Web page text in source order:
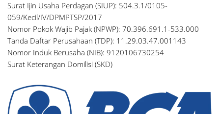
Surat Ijin Usaha Perdagan (SIUP): 504.3.1/0105-
059/Kecil/IV/DPMPTSP/2017
Nomor Pokok Wajib Pajak (NPWP): 70.396.691.1-533.000
Tanda Daftar Perusahaan (TDP): 11.29.03.47.001143
Nomor Induk Berusaha (NIB): 9120106730254
Surat Keterangan Domilisi (SKD)